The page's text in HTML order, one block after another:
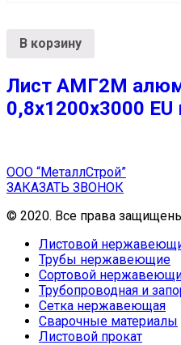
В корзину
Лист АМГ2М
0,8х1200х3000 EU
ООО “МеталлСтрой”
ЗАКАЗАТЬ ЗВОНОК
© 2020. Все права
Листовой
Трубы нержавеющие
Сортовой
Трубопроводная и
Сетка нержавеющая
Сварочные материалы
Листовой прокат